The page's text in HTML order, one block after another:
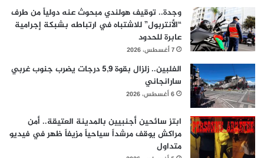
وجدة.. توقيف هولندي مبحوث عنه دولياً من طرف
“الأنتربول” للاشتباه في ارتباطه بشبكة إجرامية
عابرة للحدود
7 أغسطس، 2026
الفلبين.. زلزال بقوة 5,9 درجات يضرب جنوب غربي
سارانجاني
6 أغسطس، 2026
ابتز سائحين أجنبيين بالمدينة العتيقة.. أمن
مراكش يوقف مرشداً سياحياً مزيفاً ظهر في فيديو
متداول